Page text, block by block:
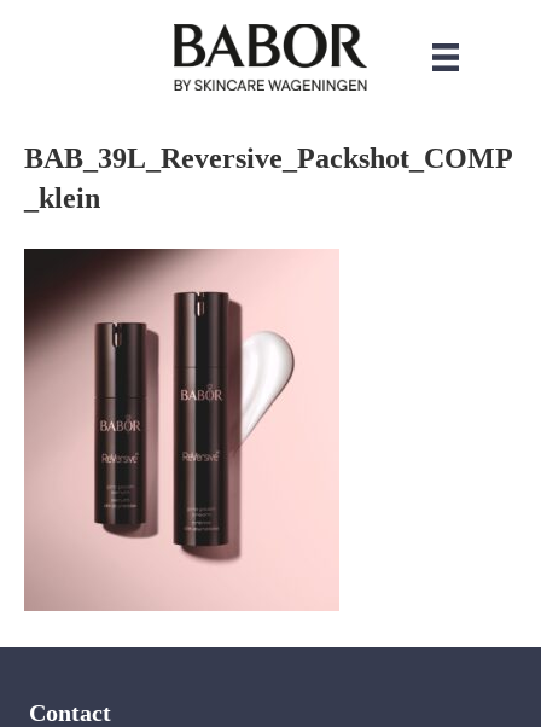
BAB_39L_Reversive_Packshot_COMP
_klein
Contact